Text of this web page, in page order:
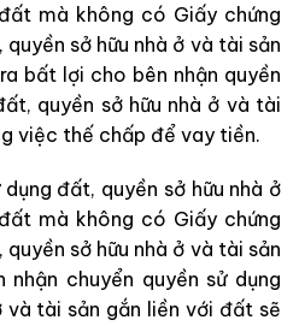
mà không có Giấy chứng
sở hữu nhà ở và tài sản
bất lợi cho bên nhận quyền
quyền sở hữu nhà ở và tài
việc thế chấp để vay tiền.
đất, quyền sở hữu nhà ở
mà không có Giấy chứng
sở hữu nhà ở và tài sản
chuyển quyền sử dụng
và tài sản gắn liền với đất sẽ